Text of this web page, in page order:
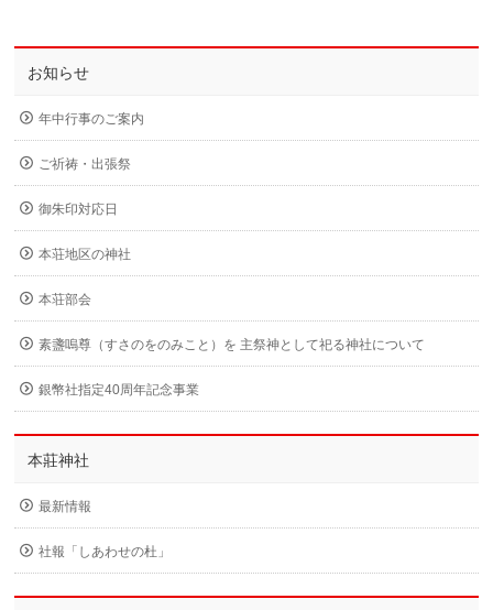
お知らせ
年中行事のご案内
ご祈祷・出張祭
御朱印対応日
本荘地区の神社
本荘部会
素盞嗚尊（すさのをのみこと）を 主祭神として祀る神社について
銀幣社指定40周年記念事業
本莊神社
最新情報
社報「しあわせの杜」